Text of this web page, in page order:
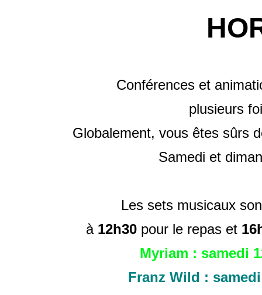
Conférences et
plusieurs
Globalement, vous êtes sûrs
Samedi et
Les sets musicaux
à 12h30pour le repas et
Myriam : samedi
Franz Wild :